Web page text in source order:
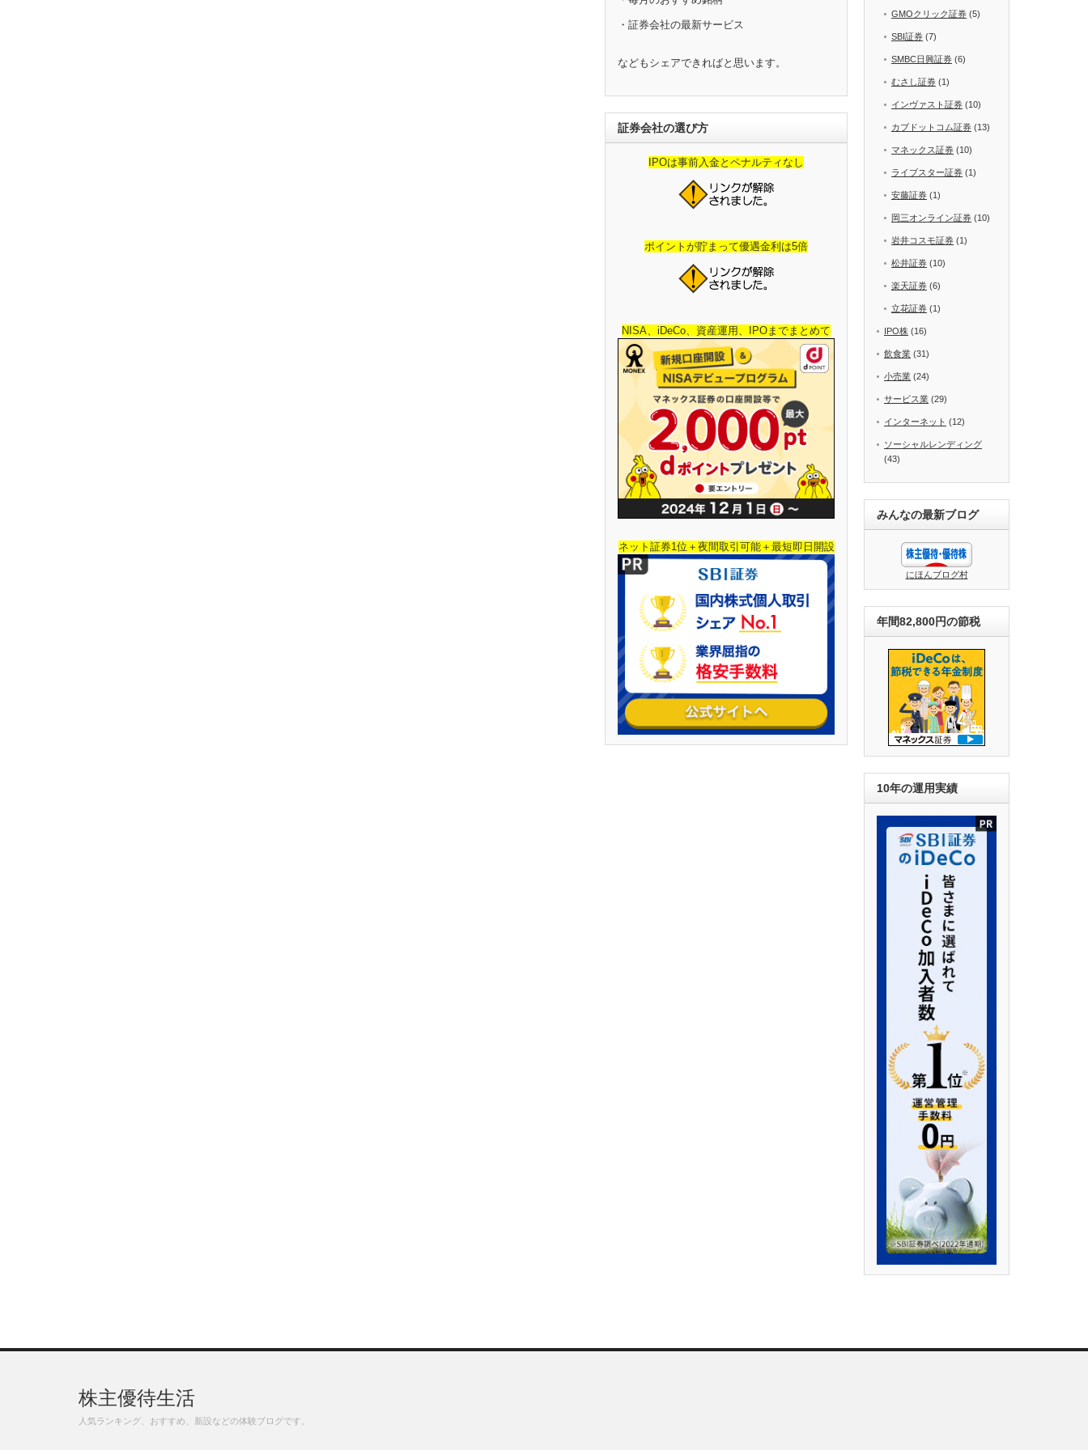
・証券会社の最新サービス
などもシェアできればと思います。
証券会社の選び方
IPOは事前入金とペナルティなし
ポイントが貯まって優遇金利は5倍
NISA、iDeCo、資産運用、IPOまでまとめて
ネット証券1位＋夜間取引可能＋最短即日開設
GMOクリック証券 (5)
SBI証券 (7)
SMBC日興証券 (6)
むさし証券 (1)
インヴァスト証券 (10)
カブドットコム証券 (13)
マネックス証券 (10)
ライブスター証券 (1)
安藤証券 (1)
岡三オンライン証券 (10)
岩井コスモ証券 (1)
松井証券 (10)
楽天証券 (6)
立花証券 (1)
IPO株 (16)
飲食業 (31)
小売業 (24)
サービス業 (29)
インターネット (12)
ソーシャルレンディング
(43)
みんなの最新ブログ
にほんブログ村
年間82,800円の節税
10年の運用実績
株主優待生活
人気ランキング、おすすめ、新設などの体験ブログです。